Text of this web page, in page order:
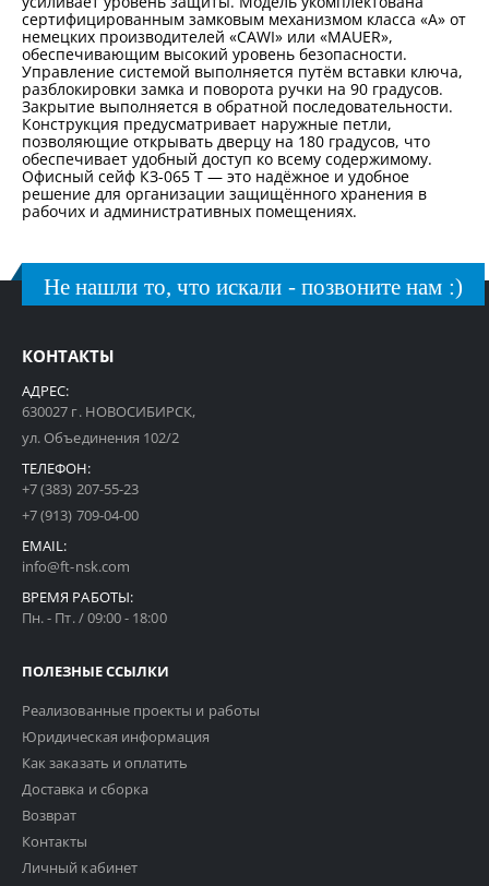
сертифицированным замковым механизмом класса «А» от
немецких производителей «CAWI» или «MAUER»,
обеспечивающим высокий уровень безопасности.
Управление системой выполняется путём вставки ключа,
разблокировки замка и поворота ручки на 90 градусов.
Закрытие выполняется в обратной последовательности.
Конструкция предусматривает наружные петли,
позволяющие открывать дверцу на 180 градусов, что
обеспечивает удобный доступ ко всему содержимому.
Офисный сейф КЗ-065 Т — это надёжное и удобное
решение для организации защищённого хранения в
рабочих и административных помещениях.
Не нашли то, что искали - позвоните нам :)
КОНТАКТЫ
АДРЕС:
630027 г. НОВОСИБИРСК,
ул. Объединения 102/2
ТЕЛЕФОН:
+7 (383) 207-55-23
+7 (913) 709-04-00
EMAIL:
info@ft-nsk.com
ВРЕМЯ РАБОТЫ:
Пн. - Пт. / 09:00 - 18:00
ПОЛЕЗНЫЕ ССЫЛКИ
Реализованные проекты и работы
Юридическая информация
Как заказать и оплатить
Доставка и сборка
Возврат
Контакты
Личный кабинет